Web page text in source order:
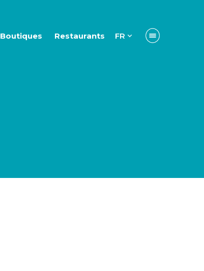
Boutiques Restaurants FR